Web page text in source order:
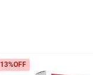
13%OFF